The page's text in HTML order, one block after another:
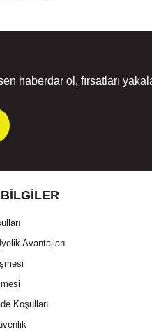
haberdar ol, fırsatları
Avantajları
Koşulları